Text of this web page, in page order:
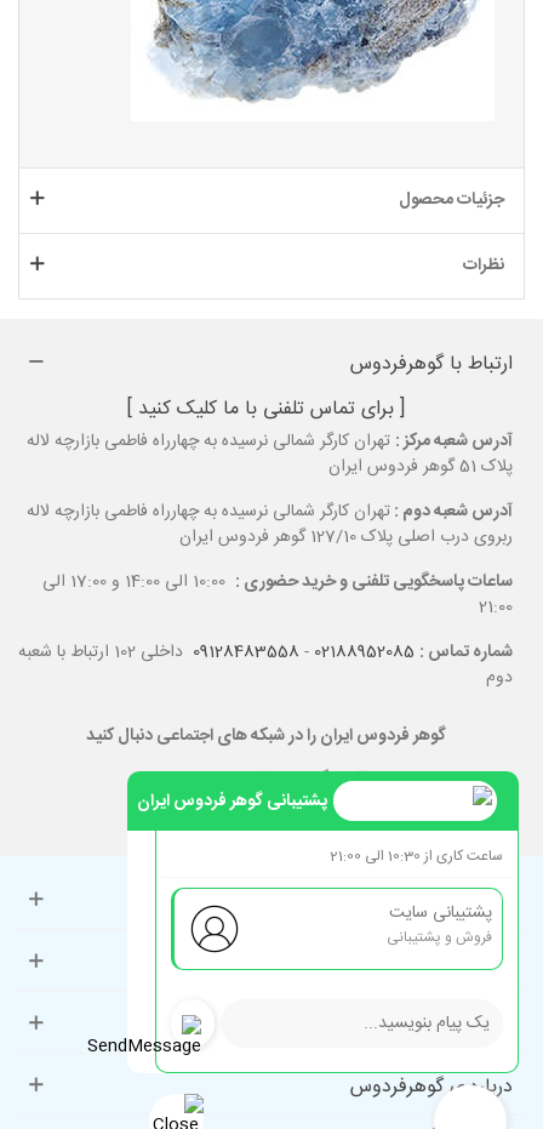
جزئیات محصول
نظرات
ارتباط با گوهرفردوس
[ برای تماس تلفنی با ما کلیک کنید ]
آدرس شعبه مرکز : تهران کارگر شمالی نرسیده به چهارراه فاطمی بازارچه لاله
پلاک 51 گوهر فردوس ایران
آدرس شعبه دوم :تهران کارگر شمالی نرسیده به چهارراه فاطمی بازارچه لاله
ربروی درب اصلی پلاک 127/10 گوهر فردوس ایران
ساعات پاسخگویی تلفنی و خرید حضوری :
10:00 الی 14:00 و 17:00 الی
21:00
شماره تماس : 02188952085
-
09128483558
داخلی 102 ارتباط با شعبه
دوم
گوهر فردوس ایران را در شبکه های اجتماعی دنبال کنید
حساب کاربری
راهنمای مشتریان
دسته‌بندی‌های پرطرفدار
درباره ی گوهرفردوس
پشتیبانی گوهر فردوس ایران
ساعت کاری از 10:30 الی 21:00
پشتیبانی سایت
فروش و پشتیبانی